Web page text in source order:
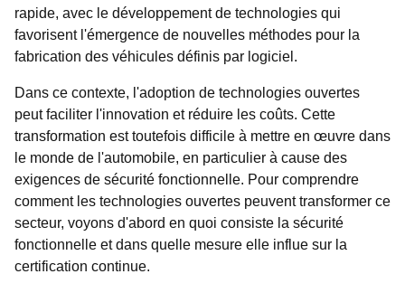
rapide, avec le développement de technologies qui
favorisent l'émergence de nouvelles méthodes pour la
fabrication des véhicules définis par logiciel.
Dans ce contexte, l'adoption de technologies ouvertes
peut faciliter l'innovation et réduire les coûts. Cette
transformation est toutefois difficile à mettre en œuvre dans
le monde de l'automobile, en particulier à cause des
exigences de sécurité fonctionnelle. Pour comprendre
comment les technologies ouvertes peuvent transformer ce
secteur, voyons d'abord en quoi consiste la sécurité
fonctionnelle et dans quelle mesure elle influe sur la
certification continue.